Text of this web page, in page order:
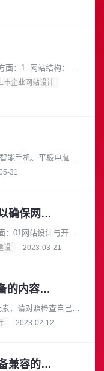
面：1. 网站结构：网
所需信息。可以采用
市企业网站设计
能手机、平板电脑等
这些设备进行上网浏
31
外贸网站建设需考虑哪些因素以确保网站运营效果
：01网站设计与开发
，以确保用户体验流
设 2023-03-21
网站设计规范:9个网站首页必备的内容元素
，请对照检查自己的
的时间内告诉网站
2023-02-12
为什么设计一个与所有移动设备兼容的响应式移动网站很重要